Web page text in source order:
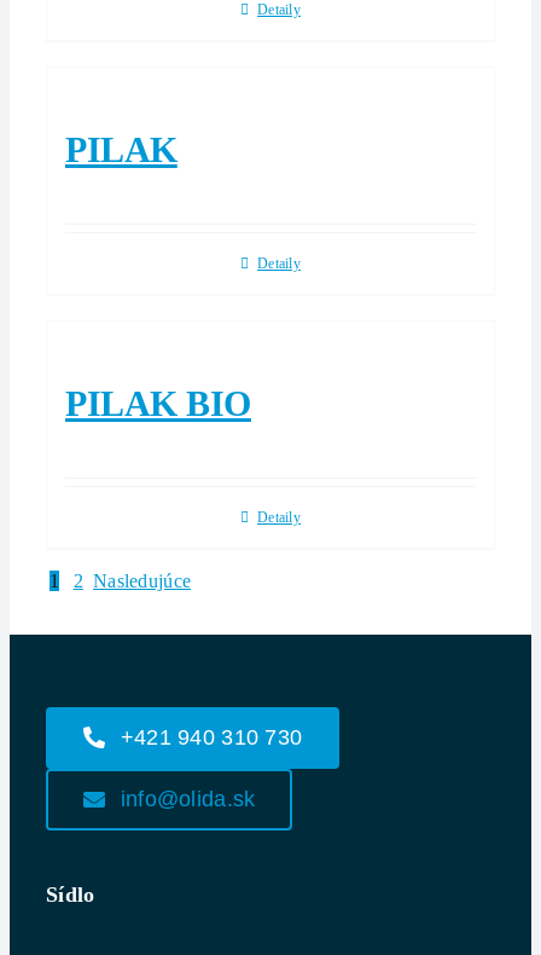
Detaily
PILAK
Detaily
PILAK BIO
Detaily
1 2 Nasledujúce
+421 940 310 730
info@olida.sk
Sídlo